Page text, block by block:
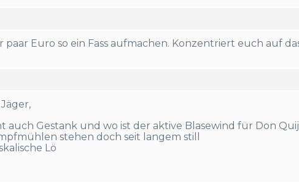
paar Euro so ein Fass aufmachen. Konzentriert euch auf
auch Gestank und wo ist der aktive Blasewind für Don
stehen doch seit langem still
Lö